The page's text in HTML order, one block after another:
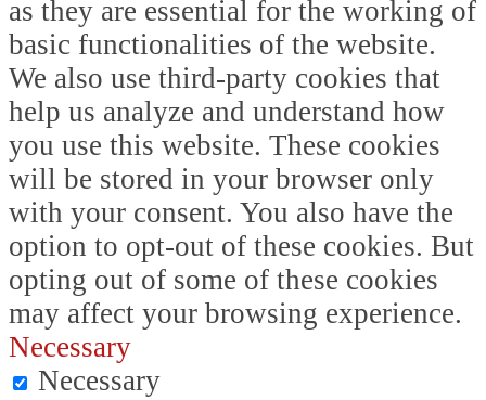
as they are essential for the working of
basic functionalities of the website.
We also use third-party cookies that
help us analyze and understand how
you use this website. These cookies
will be stored in your browser only
with your consent. You also have the
option to opt-out of these cookies. But
opting out of some of these cookies
may affect your browsing experience.
Necessary
Necessary